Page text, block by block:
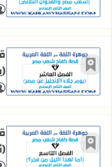
أضف إلى العلامات
اقرأ
أضف إلى العلامات
اقرأ